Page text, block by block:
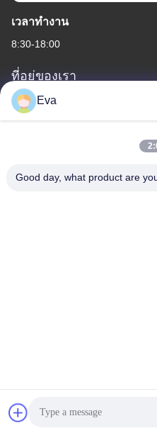
เวลาทํางาน
8:30-18:00
ที่อยู่ของเรา
ที่อยู่
ชั้น 3 พื้นที่อุตสาหกรรม
86-020-3156-0583
Eva
Good day, what product are